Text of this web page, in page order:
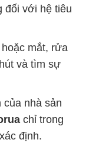
đối với hệ tiêu
mắt, rửa
và tìm sự
nhà sản
chỉ trong
định.